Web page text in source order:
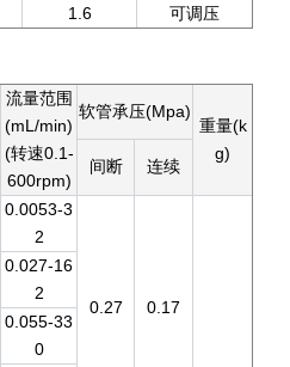
1.6 可调压
流量范围
(mL/min)
(转速0.1-
600rpm)
软管承压(Mpa)
重量(k
g)
间断 连续
0.0053-3
2
0.27 0.17
0.027-16
2
0.055-33
0